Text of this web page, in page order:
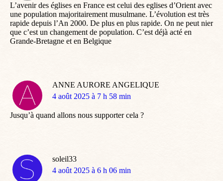
L’avenir des églises en France est celui des eglises d’Orient avec
une population majoritairement musulmane. L’évolution est très
rapide depuis l’An 2000. De plus en plus rapide. On ne peut nier
que c’est un changement de population. C’est déjà acté en
Grande-Bretagne et en Belgique
ANNE AURORE ANGELIQUE
dit
4 août 2025 à 7 h 58 min
Jusqu’à quand allons nous supporter cela ?
soleil33
dit
4 août 2025 à 6 h 06 min